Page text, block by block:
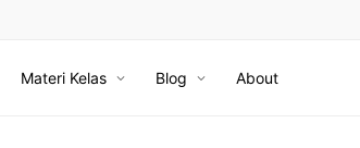
Materi Kelas Blog About